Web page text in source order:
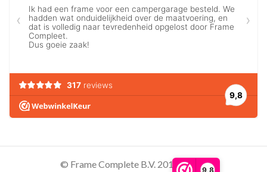
9,8
© Frame Complete B.V. 2016 - 2026